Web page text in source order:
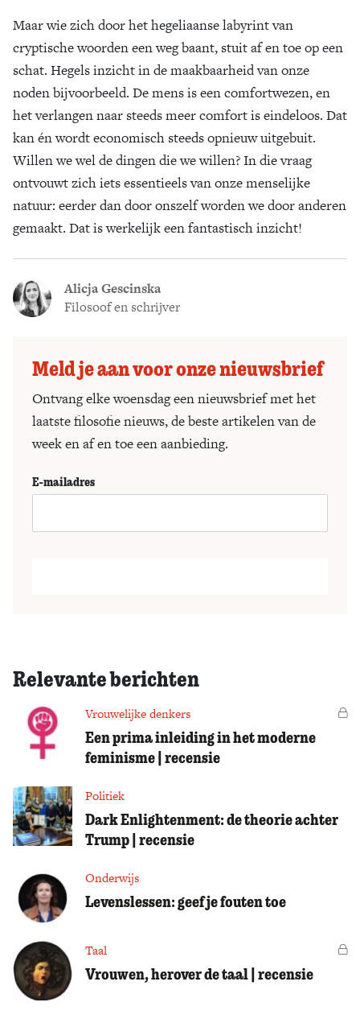
Maar wie zich door het hegeliaanse labyrint van
cryptische woorden een weg baant, stuit af en toe op een
schat. Hegels inzicht in de maakbaarheid van onze
noden bijvoorbeeld. De mens is een comfortwezen, en
het verlangen naar steeds meer comfort is eindeloos. Dat
kan én wordt economisch steeds opnieuw uitgebuit.
Willen we wel de dingen die we willen? In die vraag
ontvouwt zich iets essentieels van onze menselijke
natuur: eerder dan door onszelf worden we door anderen
gemaakt. Dat is werkelijk een fantastisch inzicht!
Alicja Gescinska
Filosoof en schrijver
Meld je aan voor onze nieuwsbrief
Ontvang elke woensdag een nieuwsbrief met het
laatste filosofie nieuws, de beste artikelen van de
week en af en toe een aanbieding.
E-mailadres
Relevante berichten
Vrouwelijke denkers
Een prima inleiding in het moderne
feminisme | recensie
Politiek
Dark Enlightenment: de theorie achter
Trump | recensie
Onderwijs
Levenslessen: geef je fouten toe
Taal
Vrouwen, herover de taal | recensie